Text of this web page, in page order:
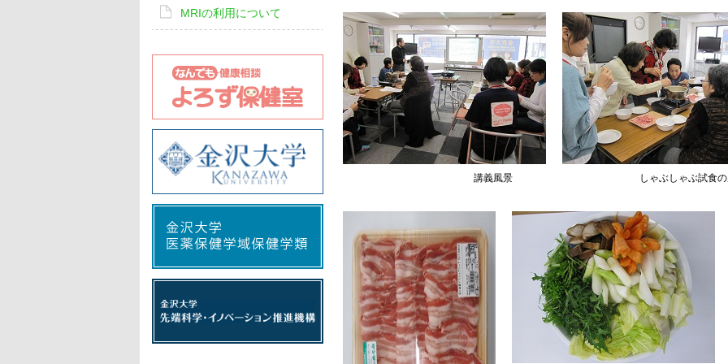
講義風景 しゃぶしゃぶ試食の
MRIの利用について